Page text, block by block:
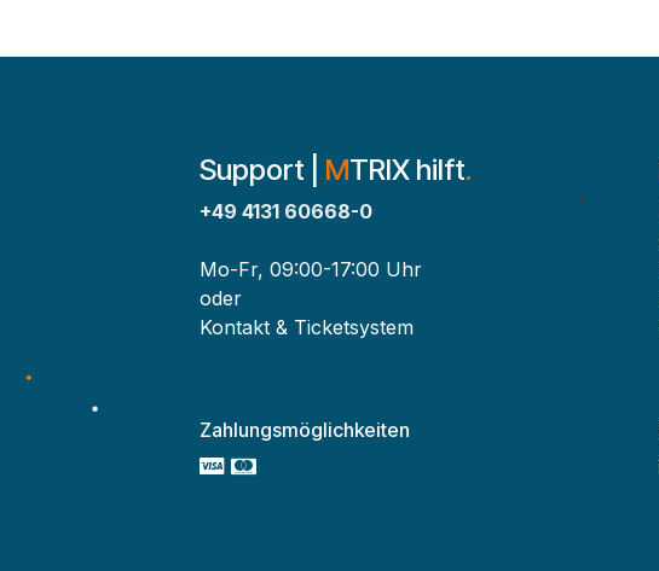
Support | MTRIX hilft.
+49 4131 60668-0
Mo-Fr, 09:00-17:00 Uhr
oder
Kontakt & Ticketsystem
Zahlungsmöglichkeiten